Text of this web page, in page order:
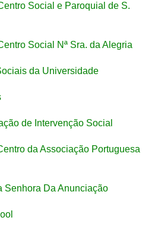
Social e Paroquial de S.
Social Nª Sra. da Alegria
da Universidade
de Intervenção Social
da Associação Portuguesa
Senhora Da Anunciação